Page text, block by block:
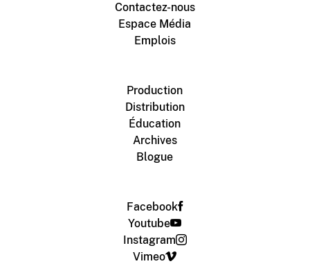
Contactez-nous
Espace Média
Emplois
Production
Distribution
Éducation
Archives
Blogue
Facebook
Youtube
Instagram
Vimeo